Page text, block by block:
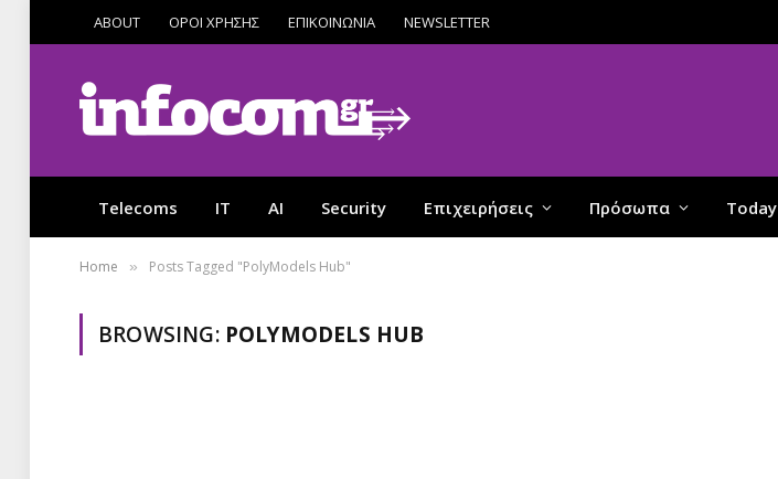
ABOUT ΟΡΟΙ ΧΡΗΣΗΣ ΕΠΙΚΟΙΝΩΝΙΑ NEWSLETTER
Telecoms IT AI Security Επιχειρήσεις Πρόσωπα Today
Home » Posts Tagged "PolyModels Hub"
BROWSING: POLYMODELS HUB